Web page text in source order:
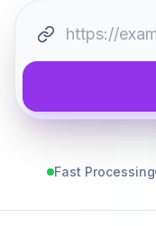
Fast Processing